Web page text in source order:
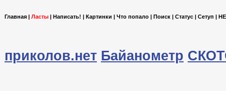
Главная | Ласты | Написать! | Картинки | Что попало | Поиск | Статус | Сетуп |
приколов.нет Байанометр